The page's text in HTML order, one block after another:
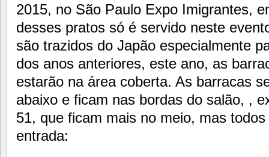
2015, no São Paulo Expo Imigrantes,
desses pratos só é servido neste
são trazidos do Japão especialmente
dos anos anteriores, este ano, as
estarão na área coberta. As barracas
abaixo e ficam nas bordas do salão, ,
51, que ficam mais no meio, mas
entrada: